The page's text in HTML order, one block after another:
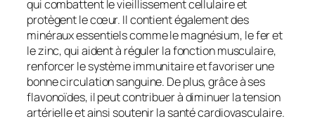
qui combattent le vieillissement cellulaire et
protègent le cœur. Il contient également des
minéraux essentiels comme le magnésium, le fer et
le zinc, qui aident à réguler la fonction musculaire,
renforcer le système immunitaire et favoriser une
bonne circulation sanguine. De plus, grâce à ses
flavonoïdes, il peut contribuer à diminuer la tension
artérielle et ainsi soutenir la santé cardiovasculaire.